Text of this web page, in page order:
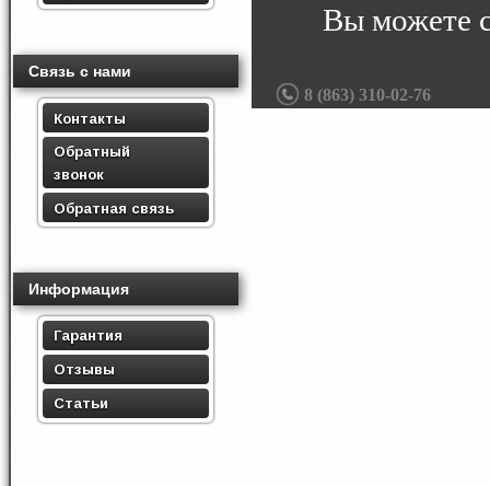
Связь с нами
Контакты
Обратный
звонок
Обратная связь
Информация
Гарантия
Отзывы
Статьи
Вы можете
8 (863) 310-02-76